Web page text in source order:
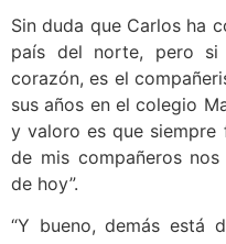
Sin duda que Carlos ha
país del norte, pero
corazón, es el
sus años en el colegio
y valoro es que
de mis compañeros
de hoy”.
“Y bueno, demás está